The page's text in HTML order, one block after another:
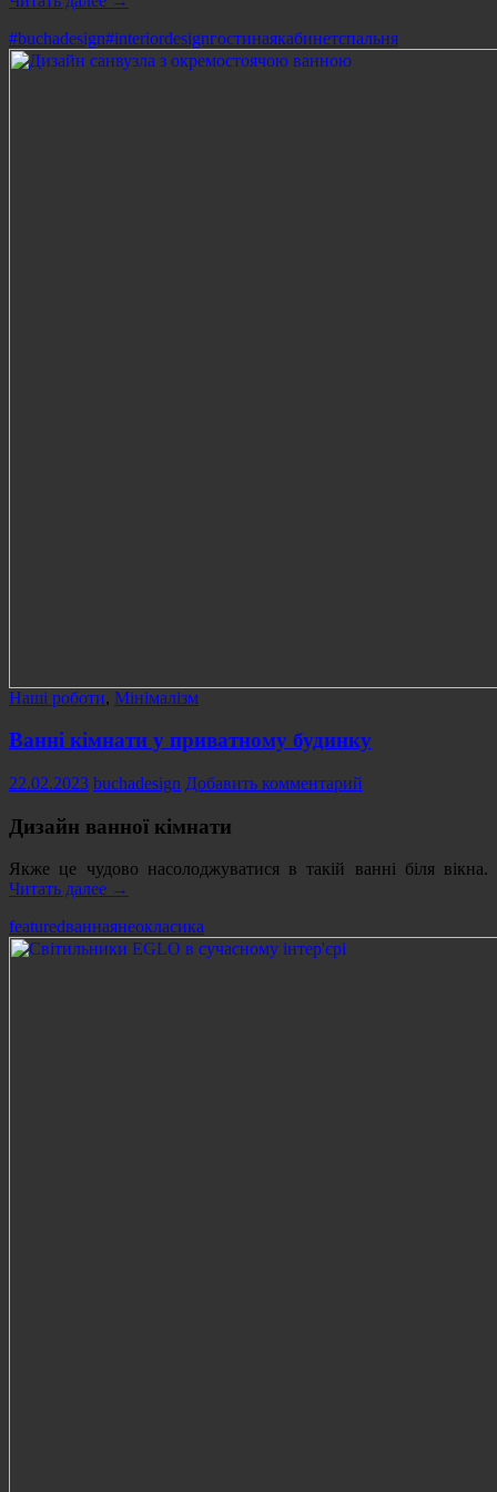
#buchadesign#interiordesignгостинаякабинетспальня
Наші роботи, Мінімалізм
Ванні кімнати у приватному будинку
22.02.2023 buchadesign Добавить комментарий
Дизайн ванної кімнати
Якже це чудово насолоджуватися в такій ванні біля вікна.
Читать далее Ванні
у
приватному
→
featuredваннаянеокласика